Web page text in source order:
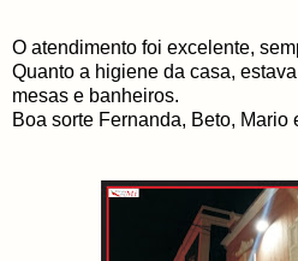
O atendimento foi excelente,
Quanto a higiene da casa,
mesas e banheiros.
Boa sorte Fernanda, Beto, Mario